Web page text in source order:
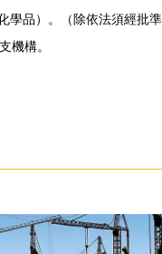
學品）。（除依法須經批
機構。